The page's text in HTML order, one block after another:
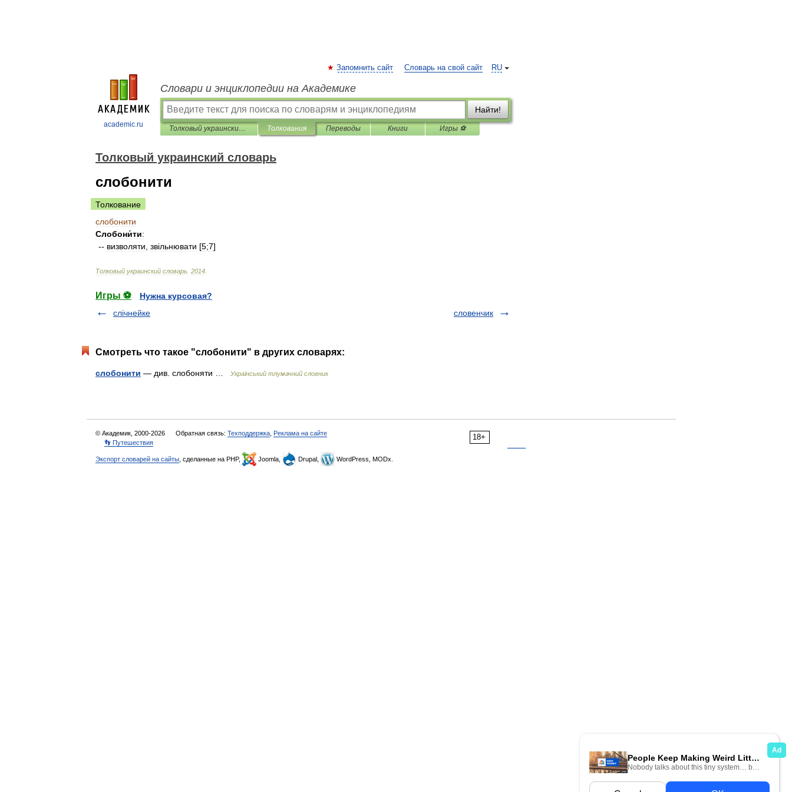
academic.ru
RU
Запомнить сайт Словарь на свой сайт
Словари и энциклопедии на Академике
Найти!
Толковый украинский словарь Толкования Переводы Книги Игры ⚽
Толковый украинский словарь
слобонити
Толкование
слобонити
Слобони́ти:
-- визволяти звільнювати [5;7]
Толковый украинский словарь 2014
Игры ⚽
Нужна курсовая?
слічнейке
словенчик
Смотреть что такое "слобонити" в других словарях:
слобонити — див. слобоняти … Український тлумачний словник
18+
© Академик, 2000-2026 Обратная связь: Техподдержка Реклама на сайте
👣 Путешествия
Экспорт словарей на сайты , сделанные на PHP, Joomla, Drupal, WordPress, MODx.